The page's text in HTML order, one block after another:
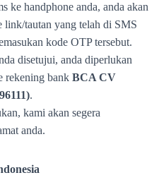
ke handphone anda, anda akan
link/tautan yang telah di SMS
kode OTP tersebut.
disetujui, anda diperlukan
rekening bank BCA CV
.
kami akan segera
anda.